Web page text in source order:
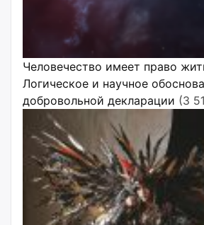
Человечество имеет право
Логическое и научное
добровольной декларации (3